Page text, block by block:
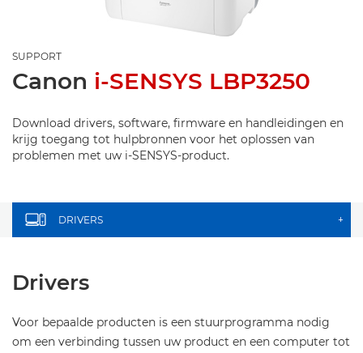
SUPPORT
Canon i-SENSYS LBP3250
Download drivers, software, firmware en handleidingen en
krijg toegang tot hulpbronnen voor het oplossen van
problemen met uw i-SENSYS-product.
DRIVERS +
Drivers
Voor bepaalde producten is een stuurprogramma nodig
om een verbinding tussen uw product en een computer tot